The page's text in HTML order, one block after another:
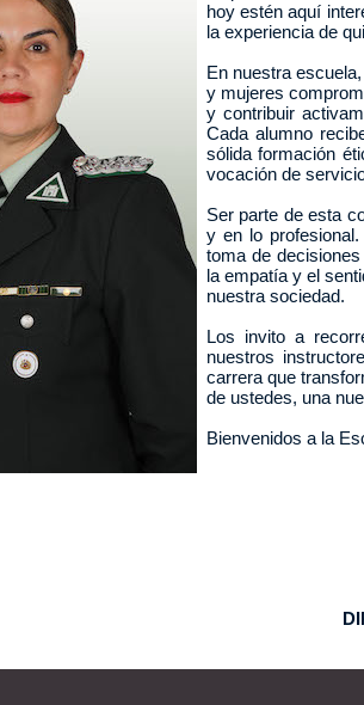
hoy estén aquí
la experiencia de
En nuestra
y mujeres
y contribuir
Cada alumno
sólida formación
vocación de
Ser parte de esta
y en lo
toma de
la empatía y el
nuestra sociedad.
Los invito a
nuestros
carrera que
de ustedes, una
Bienvenidos a la